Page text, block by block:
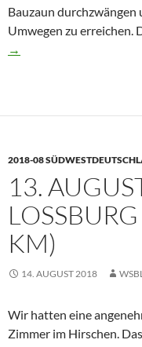
Bauzaun durchzwängen
Umwegen zu erreichen.
→
2018-08
13.
LOSSBURG
M)
14. AUGUST 2018
Wir hatten eine
Zimmer im Hirschen.